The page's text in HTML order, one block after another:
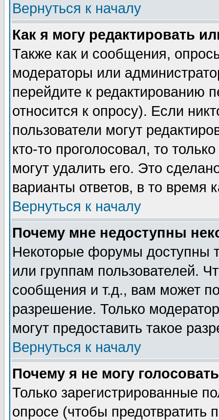
Вернуться к началу
Как я могу редактировать
Также как и сообщения,
модераторы или
перейдите к редактированию
относится к опросу). Если
пользователи могут
кто-то проголосовал, то
могут удалить его. Это
варианты ответов, в то время
Вернуться к началу
Почему мне недоступны
Некоторые форумы доступны
или группам пользователей.
сообщения и т.д., вам может
разрешение. Только
могут предоставить такое
Вернуться к началу
Почему я не могу
Только зарегистрированные
опросе (чтобы предотвратить